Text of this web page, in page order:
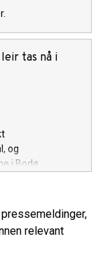
tas nå i
og
i Bodø.
relevant